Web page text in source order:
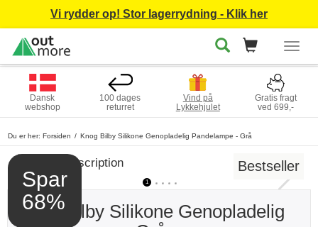
Vi rydder op! Stor lagerrydning - Klik her
Dansk
webshop
100 dages
returret
Vind på
Lykkehjulet
Gratis fragt
ved 699,-
Du er her: Forsiden Knog Bilby Silikone Genopladelig Pandelampe - Grå
1
Spar
68%
Bestseller
Knog Bilby Silikone Genopladelig